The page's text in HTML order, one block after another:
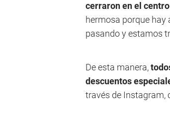
cerraron en el
hermosa porque hay
pasando y estamos
De esta manera,
descuentos
través de Instagram,